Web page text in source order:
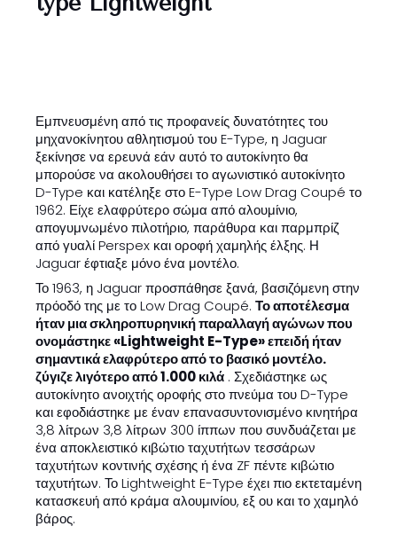
Εμπνευσμένη από τις προφανείς δυνατότητες του
μηχανοκίνητου αθλητισμού του E-Type, η Jaguar
ξεκίνησε να ερευνά εάν αυτό το αυτοκίνητο θα
μπορούσε να ακολουθήσει το αγωνιστικό αυτοκίνητο
D-Type και κατέληξε στο E-Type Low Drag Coupé το
1962. Είχε ελαφρύτερο σώμα από αλουμίνιο,
απογυμνωμένο πιλοτήριο, παράθυρα και παρμπρίζ
από γυαλί Perspex και οροφή χαμηλής έλξης. Η
Jaguar έφτιαξε μόνο ένα μοντέλο.
Το 1963, η Jaguar προσπάθησε ξανά, βασιζόμενη στην
πρόοδό της με το Low Drag Coupé. Το αποτέλεσμα
ήταν μια σκληροπυρηνική παραλλαγή αγώνων που
ονομάστηκε «Lightweight E-Type» επειδή ήταν
σημαντικά ελαφρύτερο από το βασικό μοντέλο.
ζύγιζε λιγότερο από 1.000 κιλά . Σχεδιάστηκε ως
αυτοκίνητο ανοιχτής οροφής στο πνεύμα του D-Type
και εφοδιάστηκε με έναν επανασυντονισμένο κινητήρα
3,8 λίτρων 3,8 λίτρων 300 ίππων που συνδυάζεται με
ένα αποκλειστικό κιβώτιο ταχυτήτων τεσσάρων
ταχυτήτων κοντινής σχέσης ή ένα ZF πέντε κιβώτιο
ταχυτήτων. Το Lightweight E-Type έχει πιο εκτεταμένη
κατασκευή από κράμα αλουμινίου, εξ ου και το χαμηλό
βάρος.